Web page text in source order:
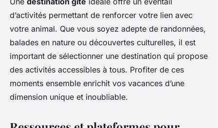
d’activités permettant de renforcer votre lien avec
votre animal. Que vous soyez adepte de randonnées,
balades en nature ou découvertes culturelles, il est
important de sélectionner une destination qui propose
des activités accessibles à tous. Profiter de ces
moments ensemble enrichit vos vacances d’une
dimension unique et inoubliable.